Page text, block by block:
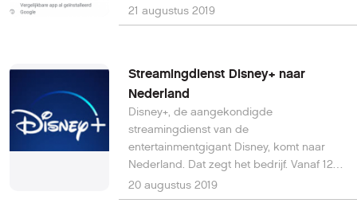
dataverbruik.
21 augustus 2019
Streamingdienst Disney+ naar
Nederland
Disney+, de aangekondigde
streamingdienst van de
entertainmentgigant Disney, komt naar
Nederland. Dat zegt het bedrijf. Vanaf 12
november gaat Disney de concurrentie
met andere streamingdiensten zoals
20 augustus 2019